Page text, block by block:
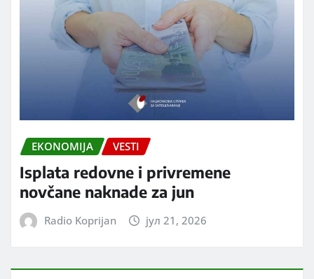
EKONOMIJA VESTI
Isplata redovne i privremene
novčane naknade za jun
Radio Koprijan јул 21, 2026